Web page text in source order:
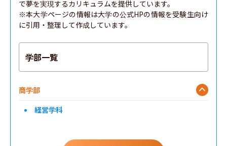
で夢を実現するカリキュラムを提供しています。
※本大学ページの情報は大学の公式HPの情報を受験生向け
に引用・整理して作成しています。
学部一覧
商学部
経営学科